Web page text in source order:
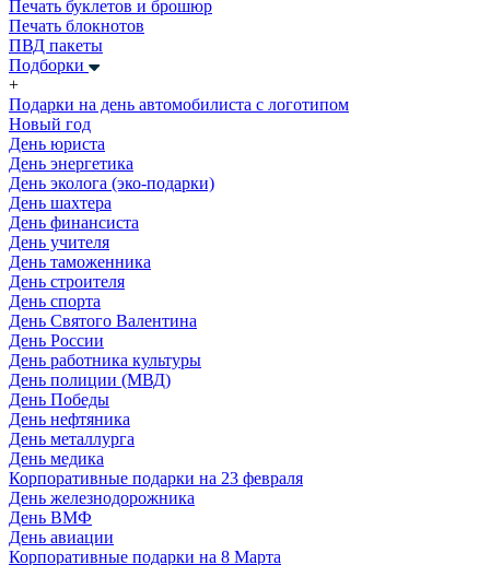
Печать буклетов и брошюр
Печать блокнотов
ПВД пакеты
Подборки
+
Подарки на день автомобилиста с логотипом
Новый год
День юриста
День энергетика
День эколога (эко-подарки)
День шахтера
День финансиста
День учителя
День таможенника
День строителя
День спорта
День Святого Валентина
День России
День работника культуры
День полиции (МВД)
День Победы
День нефтяника
День металлурга
День медика
Корпоративные подарки на 23 февраля
День железнодорожника
День ВМФ
День авиации
Корпоративные подарки на 8 Марта